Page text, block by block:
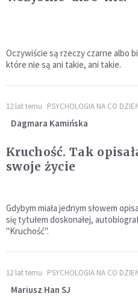
Oczywiście są rzeczy czarne albo
które nie są ani takie, ani takie.
12 lat temu PSYCHOLOGIA NA CO
Dagmara Kamińska
Kruchość. Tak
swoje życie
Gdybym miała jednym słowem
się tytułem doskonałej,
"Kruchość".
12 lat temu PSYCHOLOGIA NA CO
Mariusz Han SJ